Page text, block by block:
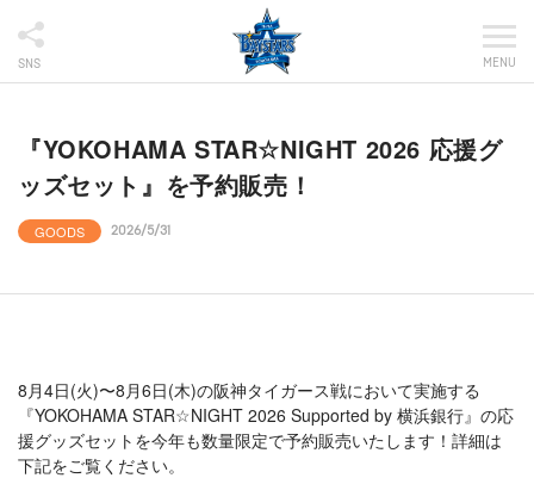
SNS MENU
『YOKOHAMA STAR☆NIGHT 2026 応援グ
ッズセット』を予約販売！
GOODS 2026/5/31
8月4日(火)〜8月6日(木)の阪神タイガース戦において実施する
『YOKOHAMA STAR☆NIGHT 2026 Supported by 横浜銀行』の応
援グッズセットを今年も数量限定で予約販売いたします！詳細は
下記をご覧ください。